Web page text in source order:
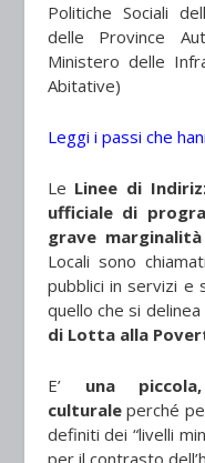
Politiche Sociali
delle Province
Ministero delle
Abitative)
Leggi i passi che
Le Linee di
ufficiale di
grave marginalità
Locali sono
pubblici in servizi e
quello che si delinea
di Lotta alla
E’ una
culturaleperché
definiti dei “livelli
per il contrasto